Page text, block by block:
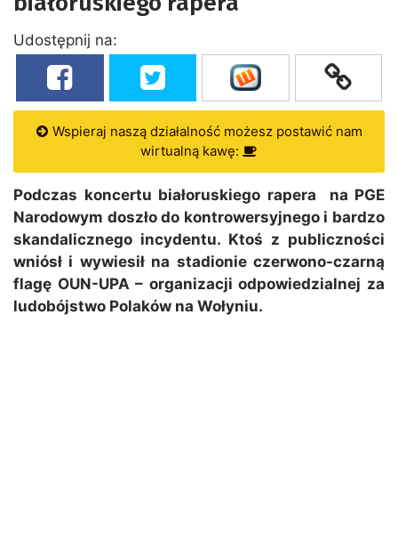
Udostępnij na:
Wspieraj naszą działalność możesz postawić nam
wirtualną kawę:
Podczas koncertu białoruskiego rapera na PGE
Narodowym doszło do kontrowersyjnego i bardzo
skandalicznego incydentu. Ktoś z publiczności
wniósł i wywiesił na stadionie czerwono-czarną
flagę OUN-UPA – organizacji odpowiedzialnej za
ludobójstwo Polaków na Wołyniu.